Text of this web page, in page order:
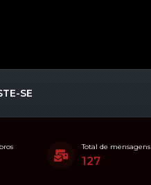
SE
Total de mensagens
127